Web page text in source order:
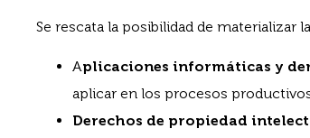
Se rescata la posibilidad de materializar
Aplicaciones informáticas y
aplicar en los procesos
Derechos de propiedad